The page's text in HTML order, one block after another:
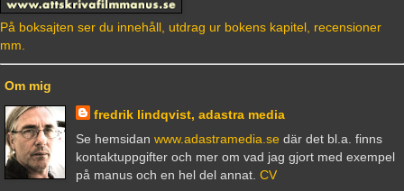
På boksajten ser du innehåll, utdrag ur bokens kapitel, recensioner
mm.
Om mig
fredrik lindqvist, adastra media
Se hemsidan www.adastramedia.sedär det bl.a. finns
kontaktuppgifter och mer om vad jag gjort med exempel
på manus och en hel del annat. CV